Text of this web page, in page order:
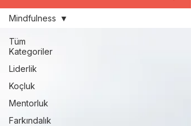
Tüm
Kategoriler
Liderlik
Koçluk
Mentorluk
Farkındalık
Mindfulness